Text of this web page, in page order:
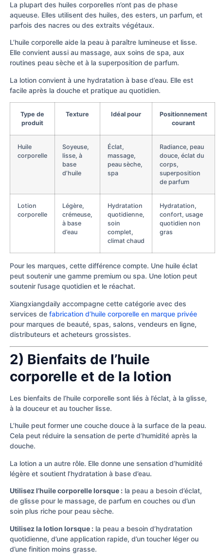
La plupart des huiles corporelles n’ont pas de phase
aqueuse. Elles utilisent des huiles, des esters, un parfum, et
parfois des nacres ou des extraits végétaux.
L’huile corporelle aide la peau à paraître lumineuse et lisse.
Elle convient aussi au massage, aux soins de spa, aux
routines peau sèche et à la superposition de parfum.
La lotion convient à une hydratation à base d’eau. Elle est
facile après la douche et pratique au quotidien.
Type de
produit
Texture Idéal pour
Positionnement
courant
Huile
corporelle
Soyeuse,
lisse, à
base
d’huile
Éclat,
massage,
peau sèche,
spa
Radiance, peau
douce, éclat du
corps,
superposition
de parfum
Lotion
corporelle
Légère,
crémeuse,
à base
d’eau
Hydratation
quotidienne,
soin
complet,
climat chaud
Hydratation,
confort, usage
quotidien non
gras
Pour les marques, cette différence compte. Une huile éclat
peut soutenir une gamme premium ou spa. Une lotion peut
soutenir l’usage quotidien et le réachat.
Xiangxiangdaily accompagne cette catégorie avec des
services de fabrication d’huile corporelle en marque privée
pour marques de beauté, spas, salons, vendeurs en ligne,
distributeurs et acheteurs grossistes.
2) Bienfaits de l’huile
corporelle et de la lotion
Les bienfaits de l’huile corporelle sont liés à l’éclat, à la glisse,
à la douceur et au toucher lisse.
L’huile peut former une couche douce à la surface de la peau.
Cela peut réduire la sensation de perte d’humidité après la
douche.
La lotion a un autre rôle. Elle donne une sensation d’humidité
légère et soutient l’hydratation à base d’eau.
Utilisez l’huile corporelle lorsque : la peau a besoin d’éclat,
de glisse pour le massage, de parfum en couches ou d’un
soin plus riche pour peau sèche.
Utilisez la lotion lorsque : la peau a besoin d’hydratation
quotidienne, d’une application rapide, d’un toucher léger ou
d’une finition moins grasse.